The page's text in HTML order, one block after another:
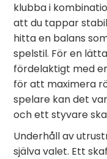
klubba i
att du tappar
hitta en balans
spelstil. För en
fördelaktigt med
för att maximera
spelare kan det
och ett styvare
Underhåll av
själva valet. Ett